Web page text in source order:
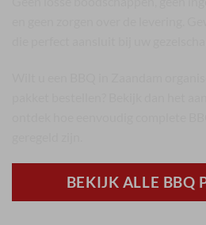
BEKIJK ALLE BBQ